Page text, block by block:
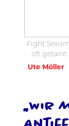
Fight
oft getarnt
Ute Möller
„Wir